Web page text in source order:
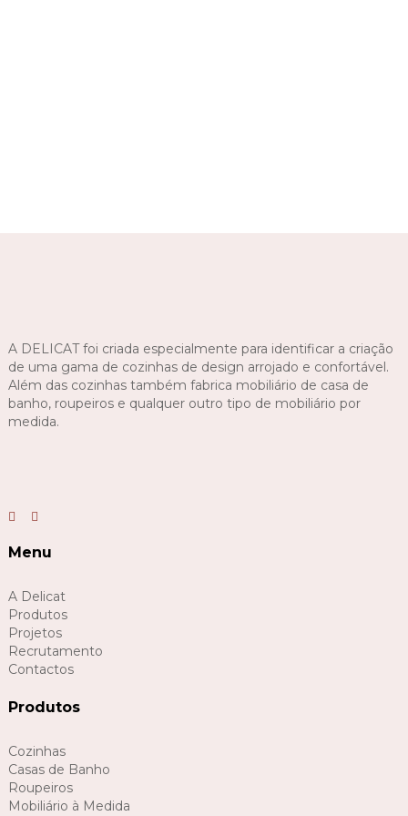
A DELICAT foi criada especialmente para identificar a criação
de uma gama de cozinhas de design arrojado e confortável.
Além das cozinhas também fabrica mobiliário de casa de
banho, roupeiros e qualquer outro tipo de mobiliário por
medida.
Menu
A Delicat
Produtos
Projetos
Recrutamento
Contactos
Produtos
Cozinhas
Casas de Banho
Roupeiros
Mobiliário à Medida